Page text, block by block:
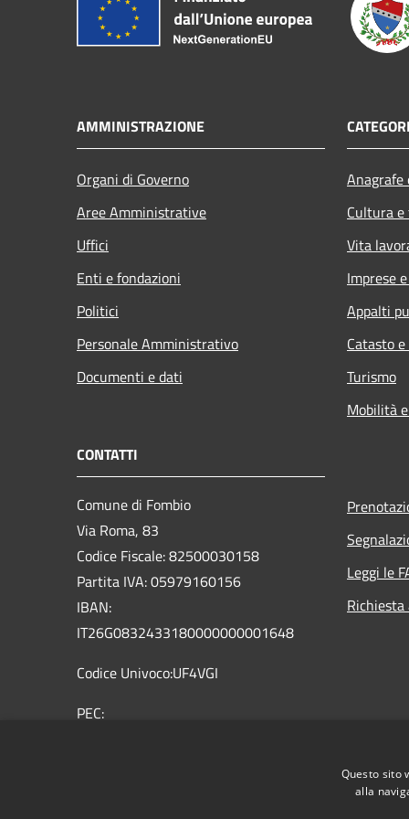
AMMINISTRAZIONE
Organi di Governo
Aree Amministrative
Uffici
Enti e fondazioni
Politici
Personale Amministrativo
Documenti e dati
Cultura
Vita
Imprese
Appalti
Catasto
Turismo
Mobilità
CONTATTI
Comune di Fombio
Via Roma, 83
Codice Fiscale: 82500030158
Partita IVA: 05979160156
IBAN:
IT26G0832433180000000001648
Codice Univoco:UF4VGI
PEC:
Leggi le
Questo sito
alla